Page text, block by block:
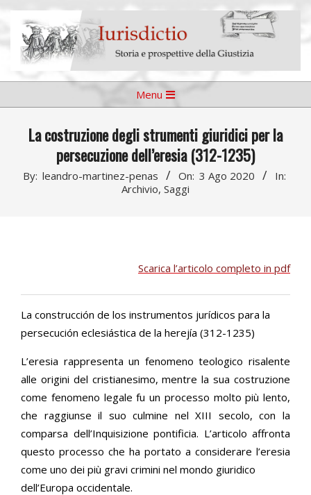
Skip
content
Iurisdictio
Navigation
Menu
La costruzione degli strumenti giuridici per la
persecuzione dell’eresia (312-1235)
By: leandro-martinez-penas On: 3 Ago 2020
In:
Archivio, Saggi
Scarica l’articolo completo in pdf
La construcción de los instrumentos jurídicos para la
persecución eclesiástica de la herejía (312-1235)
L’eresia rappresenta un fenomeno teologico risalente
alle origini del cristianesimo, mentre la sua costruzione
come fenomeno legale fu un processo molto più lento,
che raggiunse il suo culmine nel XIII secolo, con la
comparsa dell’Inquisizione pontificia. L’articolo affronta
questo processo che ha portato a considerare l’eresia
come uno dei più gravi crimini nel mondo giuridico
dell’Europa occidentale.